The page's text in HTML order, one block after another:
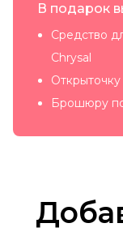
В подарок
Средство
Chrysal
Брошюру